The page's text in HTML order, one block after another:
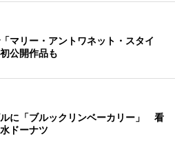
マリー・アントワネット・スタイ
公開作品も
に「ブルックリンベーカリー」 看
ドーナツ